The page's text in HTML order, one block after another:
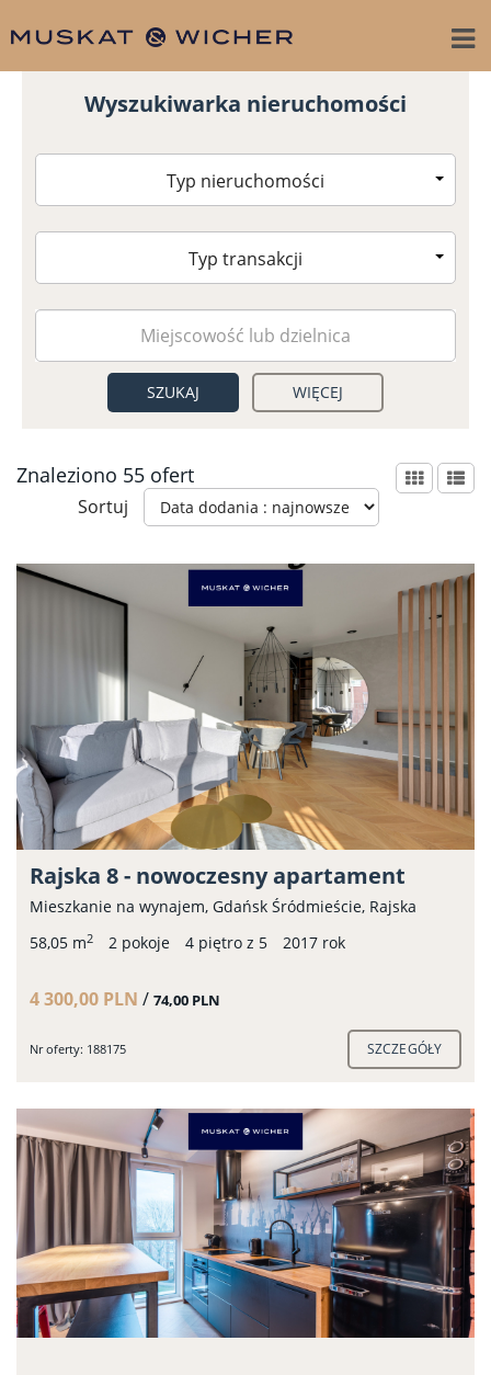
Wyszukiwarka nieruchomości
Typ nieruchomości
Typ transakcji
WIĘCEJ
Znaleziono 55 ofert
Sortuj
Rajska 8 - nowoczesny apartament
Mieszkanie na wynajem, Gdańsk Śródmieście, Rajska
58,05 m2 2 pokoje 4 piętro z 5 2017 rok
4 300,00 PLN / 74,00 PLN
Nr oferty: 188175 SZCZEGÓŁY